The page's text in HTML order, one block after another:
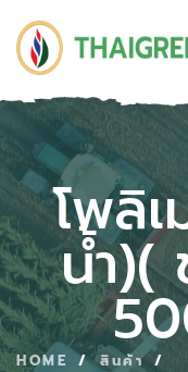
โพลิ
น้ำ)(
HOME / สินค้า /